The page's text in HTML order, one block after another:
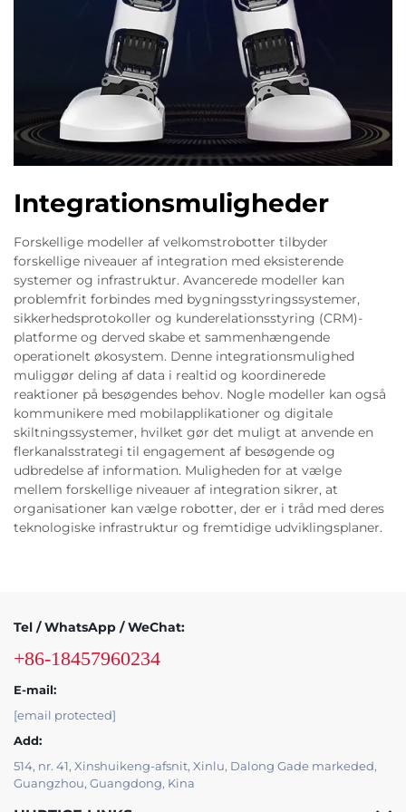
Integrationsmuligheder
Forskellige modeller af velkomstrobotter tilbyder
forskellige niveauer af integration med eksisterende
systemer og infrastruktur. Avancerede modeller kan
problemfrit forbindes med bygningsstyringssystemer,
sikkerhedsprotokoller og kunderelationsstyring (CRM)-
platforme og derved skabe et sammenhængende
operationelt økosystem. Denne integrationsmulighed
muliggør deling af data i realtid og koordinerede
reaktioner på besøgendes behov. Nogle modeller kan også
kommunikere med mobilapplikationer og digitale
skiltningssystemer, hvilket gør det muligt at anvende en
flerkanalsstrategi til engagement af besøgende og
udbredelse af information. Muligheden for at vælge
mellem forskellige niveauer af integration sikrer, at
organisationer kan vælge robotter, der er i tråd med deres
teknologiske infrastruktur og fremtidige udviklingsplaner.
Tel / WhatsApp / WeChat:
+86-18457960234
E-mail:
[email protected]
Add:
514, nr. 41, Xinshuikeng-afsnit, Xinlu, Dalong Gade markeded,
Guangzhou, Guangdong, Kina